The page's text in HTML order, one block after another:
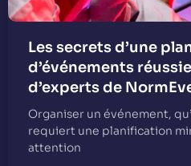
Les secrets d’une
d’événements
d’experts de
Organiser un événement,
requiert une planification
attention